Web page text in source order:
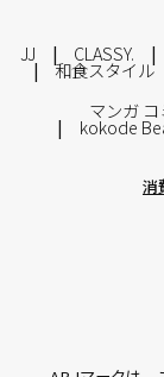
JJ CLASSY.
和食スタイル
マンガ
kokode
消